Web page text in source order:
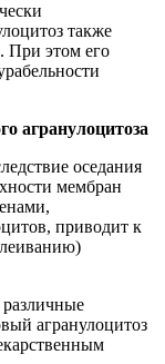
также
При этом его
агранулоцитоза
оседания
мембран
приводит к
агранулоцитоз